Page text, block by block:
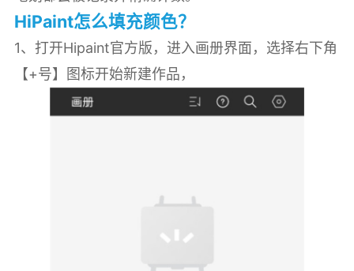
HiPaint怎么填充颜色？
1、打开Hipaint官方版，进入画册界面，选择右下角
【+号】图标开始新建作品，